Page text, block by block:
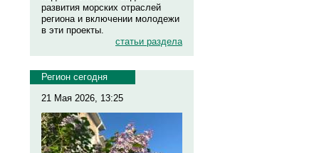
развития морских отраслей
региона и включении молодежи
в эти проекты.
статьи раздела
Регион сегодня
21 Мая 2026, 13:25